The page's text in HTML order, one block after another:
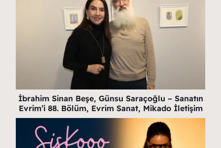
İbrahim Sinan Beşe, Günsu Saraçoğlu – Sanatın
Evrim’i 88. Bölüm, Evrim Sanat, Mikado İletişim